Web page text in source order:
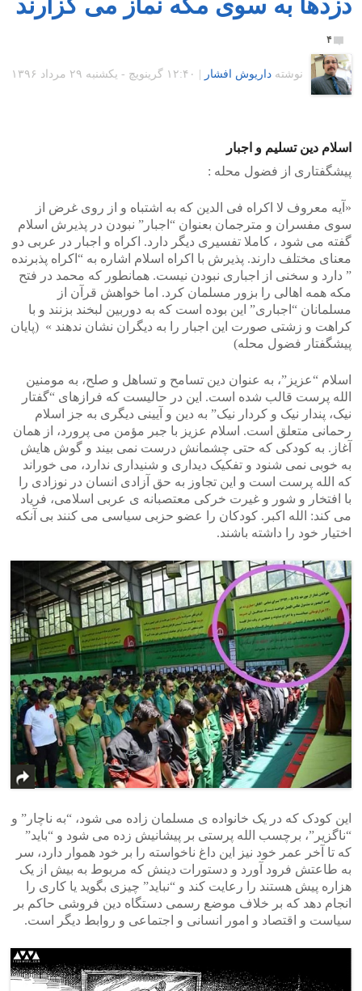
۴
نوشته داریوش افشار ۱۲:۴۰ گرينويچ - یکشنبه ۲۹ مرداد ۱۳۹۶
اسلام دین تسلیم و اجبار
پیشگفتاری از فضول محله :
«آیه معروف لا اکراه فی الدین که به اشتباه و از روی غرض از
سوی مفسران و مترجمان بعنوان “اجبار” نبودن در پذیرش اسلام
گفته می شود ، کاملا تفسیری دیگر دارد. اکراه و اجبار در عربی دو
معنای مختلف دارند. پذیرش با اکراه اسلام اشاره به “اکراه پذبرنده
” دارد و سخنی از اجباری نبودن نیست. همانطور که محمد در فتح
مکه همه اهالی را بزور مسلمان کرد. اما خواهش قرآن از
مسلمانان “اجباری” این بوده است که به دوربین لبخند بزنند و با
کراهت و زشتی صورت این اجبار را به دیگران نشان ندهند » (پایان
پیشگفتار فضول محله)
اسلام “عزیز”، به عنوان دین تسامح و تساهل و صلح، به مومنین
الله پرست قالب شده است. این در حالیست که فرازهای “گفتار
نیک، پندار نیک و کردار نیک” به دین و آیینی دیگری به جز اسلام
رحمانی متعلق است. اسلام عزیز با جبر مؤمن می پرورد، از همان
آغاز. به کودکی که حتی چشمانش درست نمی بیند و گوش هایش
به خوبی نمی شنود و تفکیک دیداری و شنیداری ندارد، می خوراند
که الله پرست است و این تجاوز به حق آزادی انسان در نوزادی را
با افتخار و شور و غیرت خرکی معتصبانه ی عربی اسلامی، فریاد
می کند: الله اکبر. کودکان را عضو حزبی سیاسی می کنند بی آنکه
اختیار خود را داشته باشند.
این کودک که در یک خانواده ی مسلمان زاده می شود، “به ناچار” و
“ناگزیر”، برچسب الله پرستی بر پیشانیش زده می شود و “باید”
که تا آخر عمر خود نیز این داغ ناخواسته را بر خود هموار دارد، سر
به طاعتش فرود آورد و دستورات دینش که مربوط به بیش از یک
هزاره پیش هستند را رعایت کند و “نباید” چیزی بگوید یا کاری را
انجام دهد که بر خلاف موضع رسمی دستگاه دین فروشی حاکم بر
سیاست و اقتصاد و امور انسانی و اجتماعی و روابط دیگر است.